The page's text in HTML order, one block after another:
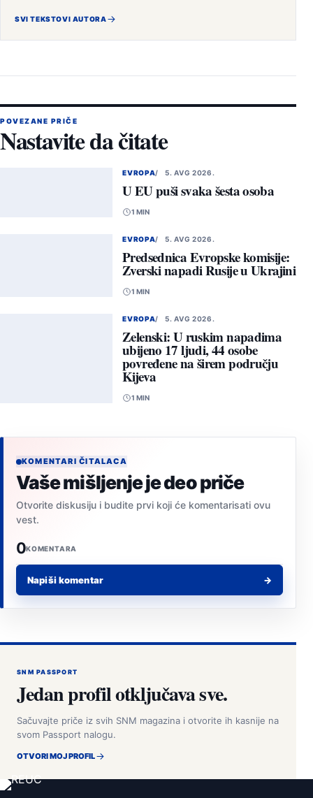
SVI TEKSTOVI AUTORA
POVEZANE PRIČE
Nastavite da čitate
EVROPA 5. AVG 2026.
U EU puši svaka šesta osoba
1 MIN
EVROPA 5. AVG 2026.
Predsednica Evropske komisije:
Zverski napadi Rusije u Ukrajini
1 MIN
EVROPA 5. AVG 2026.
Zelenski: U ruskim napadima
ubijeno 17 ljudi, 44 osobe
povređene na širem području
Kijeva
1 MIN
KOMENTARI ČITALACA
Vaše mišljenje je deo priče
Otvorite diskusiju i budite prvi koji će komentarisati ovu
vest.
0KOMENTARA
Napiši komentar →
SNM PASSPORT
Jedan profil otključava sve.
Sačuvajte priče iz svih SNM magazina i otvorite ih kasnije na
svom Passport nalogu.
OTVORI MOJ PROFIL